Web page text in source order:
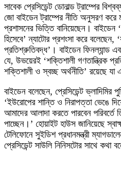
সাবেক প্রেসিডেন্ট ডোনাল্ড ট্রাম্পের
জো বাইডেন ট্রাম্পের নীতি অনুসরণ করে
প্রশাসনের ভিত্তি বানিয়েছেন। বাইডেন
হিসেবে’ ন্যাটোর প্রশংসা করে বলেছেন,
প্রতিশ্রুতিবদ্ধ’। বাইডেন ফিনল্যান্ড
যে, উভয়েরই ‘শক্তিশালী গণতান্ত্রিক
শক্তিশালী ও স্বচ্ছ অর্থনীতি’ রয়েছে
বাইডেন বলেছেন, প্রেসিডেন্ট
‘ইউরোপের শান্তি ও নিরাপত্তা ভেঙে
আমাদের আলাদা করতে পারবেন পরিবর্তে
পাচ্ছেন।’ হোয়াইট হাউস জানিয়েছে
টেলিফোনে সুইডিশ প্রধানমন্ত্রী
প্রেসিডেন্ট সাউলি নিনিসটোর সাথে কথা